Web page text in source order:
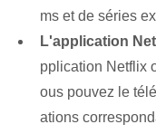
ms et de séries
L'application
pplication Netflix
ous pouvez le
ations